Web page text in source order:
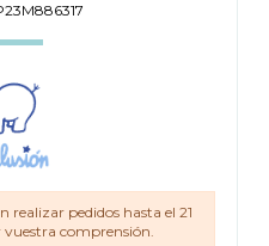
realizar pedidos hasta el 21
vuestra comprensión.